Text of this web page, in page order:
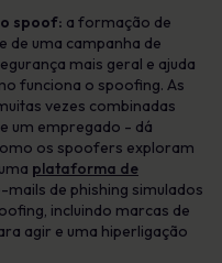
spoof: a formação de
de uma campanha de
mais geral e ajuda
funciona o spoofing. As
vezes combinadas
um empregado - dá
os spoofers exploram
plataforma de
mails de phishing simulados
incluindo marcas de
agir e uma hiperligação